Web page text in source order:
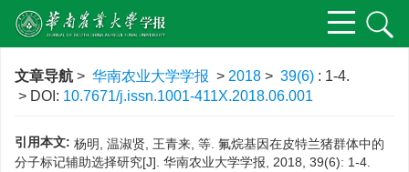
文章导航 > 华南农业大学学报 > 2018 > 39(6) : 1-4.
> DOI: 10.7671/j.issn.1001-411X.2018.06.001
引用本文: 杨明, 温淑贤, 王青来, 等. 氟烷基因在皮特兰猪群体中的
分子标记辅助选择研究[J]. 华南农业大学学报, 2018, 39(6): 1-4.